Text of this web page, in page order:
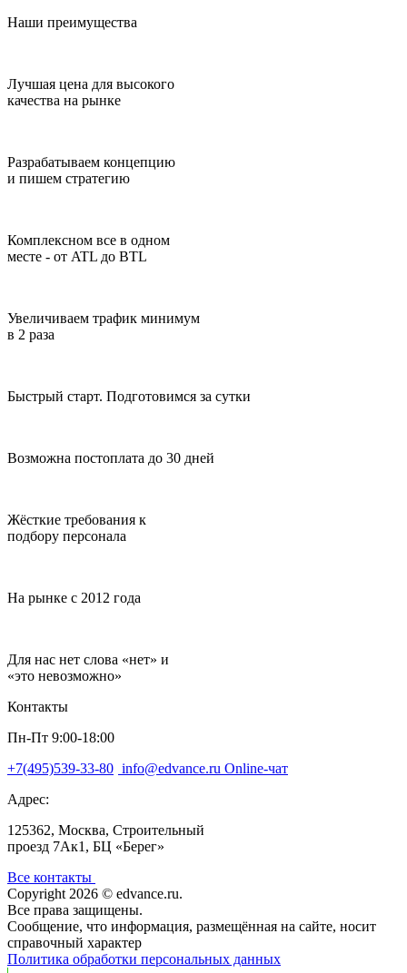
Наши преимущества
Лучшая цена для высокого
качества на рынке
Разрабатываем концепцию
и пишем стратегию
Комплексном все в одном
месте - от ATL до BTL
Увеличиваем трафик минимум
в 2 раза
Быстрый старт. Подготовимся за сутки
Возможна постоплата до 30 дней
Жёсткие требования к
подбору персонала
На рынке с 2012 года
Для нас нет слова «нет» и
«это невозможно»
Контакты
Пн-Пт 9:00-18:00
+7(495)539-33-80 info@edvance.ru Online-чат
Адрес:
125362, Москва, Строительный
проезд 7Ак1, БЦ «Берег»
Все контакты
Copyright 2026 © edvance.ru.
Все права защищены.
Сообщение, что информация, размещённая на сайте, носит
справочный характер
Политика обработки персональных данных